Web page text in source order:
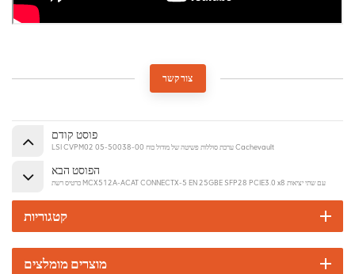
צור קשר
פוסט קודם
LSI CVPM02 05-50038-00 ערכת סוללות פשיטה של מודול כוח Cachevault
הפוסט הבא
כרטיס רשת MCX512A-ACAT CONNECTX-5 EN 25GBE SFP28 PCIE3.0 x8 עם שתי יציאות
קטגוריות
מוצרים מומלצים